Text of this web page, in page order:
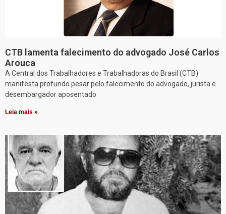
CTB lamenta falecimento do advogado José Carlos
Arouca
A Central dos Trabalhadores e Trabalhadoras do Brasil (CTB)
manifesta profundo pesar pelo falecimento do advogado, jurista e
desembargador aposentado
Leia mais »